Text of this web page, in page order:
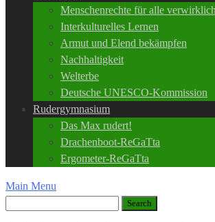
Menschenrechte für alle
Interkulturelles Lernen
Armut und Elend bekämpfen
Nachhaltigkeit
Welterbe
Deutsche UNESCO-Kommission
Rudergymnasium
Das Max rudert!
Drachenboot-ReGaTta
Ergometer-ReGaTta
Main Menu